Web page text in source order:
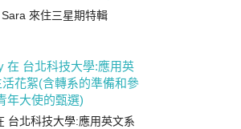
來住三星期特輯
台北科技大學:應用英文系